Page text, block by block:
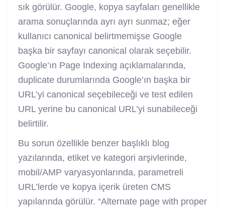
sık görülür. Google, kopya sayfaları genellikle
arama sonuçlarında ayrı ayrı sunmaz; eğer
kullanıcı canonical belirtmemişse Google
başka bir sayfayı canonical olarak seçebilir.
Google’ın Page Indexing açıklamalarında,
duplicate durumlarında Google’ın başka bir
URL’yi canonical seçebileceği ve test edilen
URL yerine bu canonical URL’yi sunabileceği
belirtilir.
Bu sorun özellikle benzer başlıklı blog
yazılarında, etiket ve kategori arşivlerinde,
mobil/AMP varyasyonlarında, parametreli
URL’lerde ve kopya içerik üreten CMS
yapılarında görülür. “Alternate page with proper